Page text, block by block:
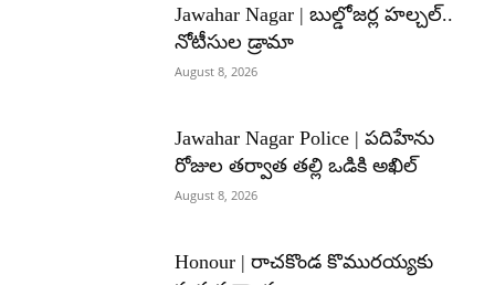
Jawahar Nagar | బుల్డోజర్ల హల్చల్..
నోటీసుల డ్రామా
August 8, 2026
Jawahar Nagar Police | పదిహేను
రోజుల తర్వాత తల్లి ఒడికి అఖిల్
August 8, 2026
Honour | రాచకొండ కొమురయ్యకు